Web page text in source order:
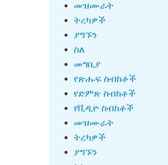
መዝሙራት
ትረካዎች
ያግኙን
ስለ
መግቢያ
የጽሑፍ ስብከቶች
የድምጽ ስብከቶች
የቪዲዮ ስብከቶች
መዝሙራት
ትረካዎች
ያግኙን